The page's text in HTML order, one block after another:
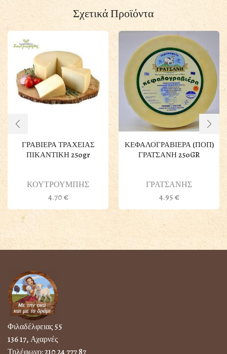
Σχετικά Προϊόντα
ΓΡΑΒΙΕΡΑ ΤΡΑΧΕΙΑΣ
ΠΙΚΑΝΤΙΚΗ 250gr
ΚΟΥΤΡΟΥΜΠΗΣ
4.70€
ΚΕΦΑΛΟΓΡΑΒΙΕΡΑ (ΠΟΠ)
ΓΡΑΤΣΑΝΗ 250GR
ΓΡΑΤΣΑΝΗΣ
4.95€
Φιλαδέλφειας 55
136 17, Αχαρνές